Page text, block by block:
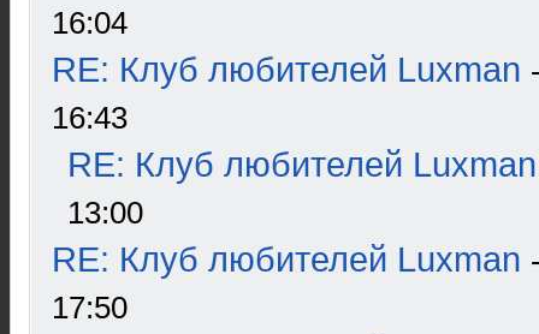
16:04
RE: Клуб любителей Luxman
16:43
RE: Клуб любителей Luxman
13:00
RE: Клуб любителей Luxman
17:50